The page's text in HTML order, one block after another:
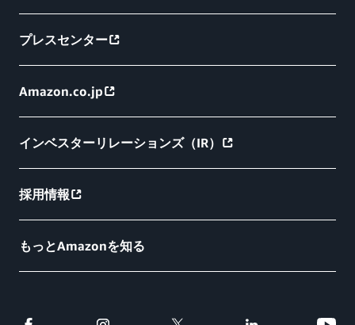
プレスセンター
Amazon.co.jp
インベスターリレーションズ（IR）
採用情報
もっとAmazonを知る